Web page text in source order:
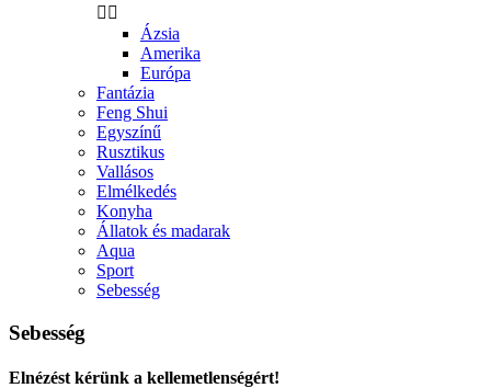
 
Ázsia
Amerika
Európa
Fantázia
Feng Shui
Egyszínű
Rusztikus
Vallásos
Elmélkedés
Konyha
Állatok és madarak
Aqua
Sport
Sebesség
Sebesség
Elnézést kérünk a kellemetlenségért!